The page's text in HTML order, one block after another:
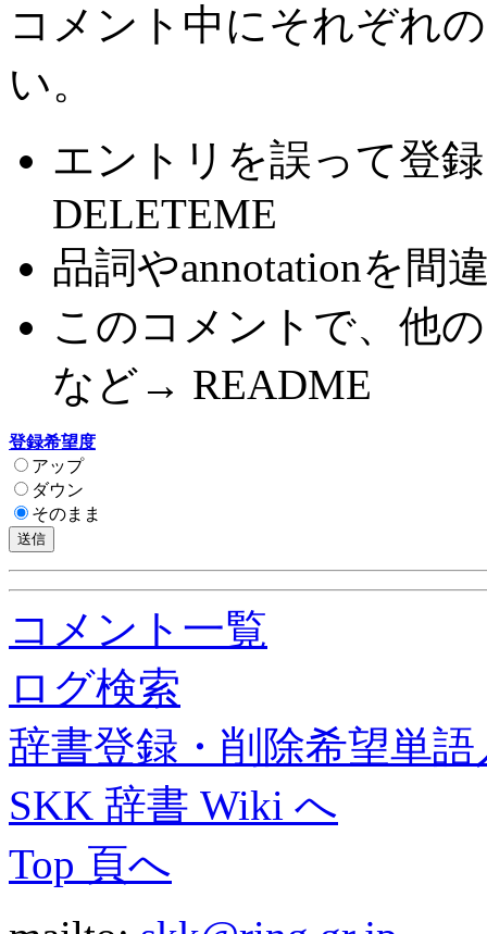
コメント中にそれぞれ
い。
エントリを誤って登
DELETEME
品詞やannotationを間
このコメントで、他
など→ README
登録希望度
アップ
ダウン
そのまま
コメント一覧
ログ検索
辞書登録・削除希望単
SKK 辞書 Wiki へ
Top 頁へ